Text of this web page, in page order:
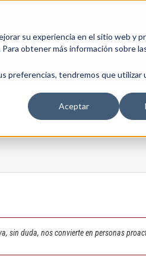
su experiencia en el sitio web y
obtener más información sobre
preferencias, tendremos que utilizar
Aceptar
sin duda, nos convierte en personas